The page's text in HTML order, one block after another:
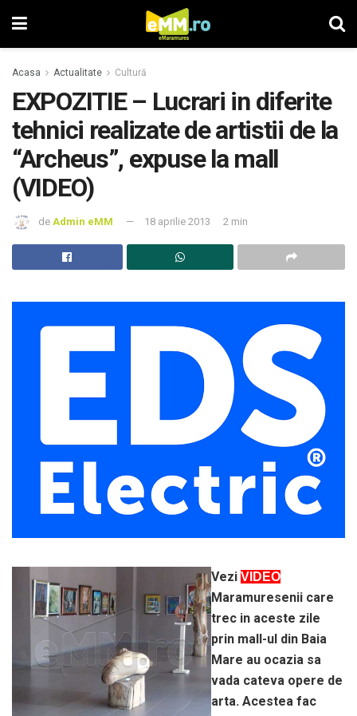
Acasa Actualitate Cultură
EXPOZITIE – Lucrari in diferite
tehnici realizate de artistii de la
“Archeus”, expuse la mall
(VIDEO)
de Admin eMM 18 aprilie 2013 2 min
Vezi VIDEO
Maramuresenii care
trec in aceste zile
prin mall-ul din Baia
Mare au ocazia sa
vada cateva opere de
arta. Acestea fac